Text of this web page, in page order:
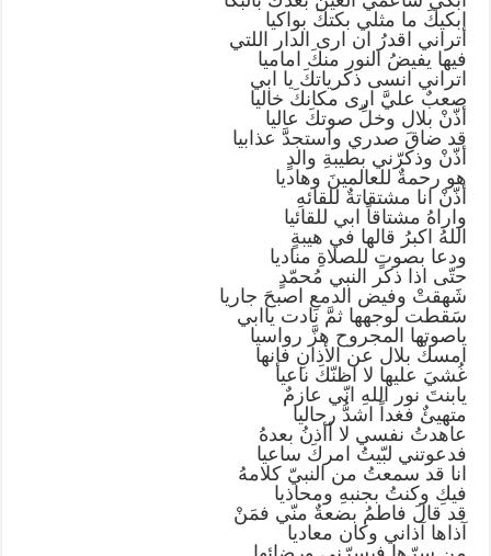
ابكيكَ ما مثلي بكتكَ بواكيا
أتراني اقدرُ ان ارى الدار اللتي
فيها يفيضُ النور منكَ اماميا
اتراني انسى ذكرياتكَ يا ابي
صعبٌ عليَّ ارى مكانكَ خاليا
أذّنْ بلال وخلِّ صوتكَ عاليا
قد ضاقَ صدري واستجدَّ عذابيا
أذّنْ وذكرّني بطيبةِ والدٍ
هو رحمةٌ للعالمينَ وهاديا
أذّنْ انا مشتقاتةٌ للقائهِ
واراهُ مشتاقاً ابي للقائيا
اللهُ اكبرُ قالها في هيبةٍ
ودعا بصوتٍ للصلاةِ مناديا
حتّى اذا ذكر النبي مُحمّدٍ
شَهقتْ وفيض الدمعِ اصبحَ جاريا
سَقطت لوجهها ثمَّ نادت ياابي
ياصوتها المجروح هزَّ رواسيا
امسكْ بلال عن الأذانِ فإنها
غُشيَ عليها لا اظنّكَ ناعيا
يابنتَ نور اللهِ انّي عازمٌ
متهيئٌ فغداً اشدُّ رحاليا
عاهدتُ نفسي لا أأذنُ بعدهُ
فدعوتني لبّيتُ امركَ ساعيا
انا قد سمعتُ من النبيّ كلامهُ
فيكِ وكنتُ بجنبهِ ومحاذيا
قد قالَ فاطمُ بضعةٌ منّي فمَنْ
آذاها آذاني وكان معاديا